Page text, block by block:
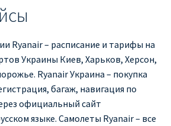
Ryanair – расписание и тарифы на
Украины Киев, Харьков, Херсон,
Ryanair Украина – покупка
багаж, навигация по
официальный сайт
языке. Самолеты Ryanair – все